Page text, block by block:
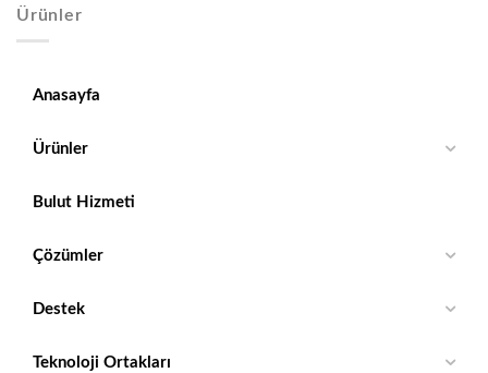
Ürünler
Anasayfa
Ürünler
Bulut Hizmeti
Çözümler
Destek
Teknoloji Ortakları